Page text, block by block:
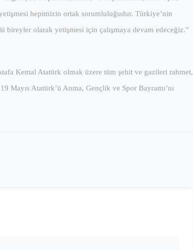
hepimizin ortak sorumluluğudur. Türkiye’nin
bireyler olarak yetişmesi için çalışmaya devam edeceğiz.”
Kemal Atatürk olmak üzere tüm şehit ve gazileri rahmet,
Mayıs Atatürk’ü Anma, Gençlik ve Spor Bayramı’nı